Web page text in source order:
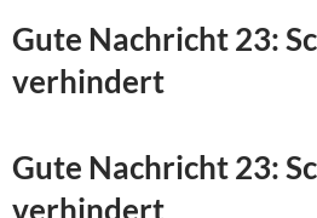
Gute Nachricht 23:
verhindert
Gute Nachricht 23:
verhindert